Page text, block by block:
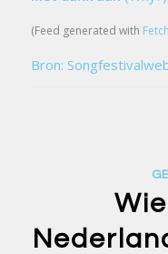
(Feed generated with
Bron: